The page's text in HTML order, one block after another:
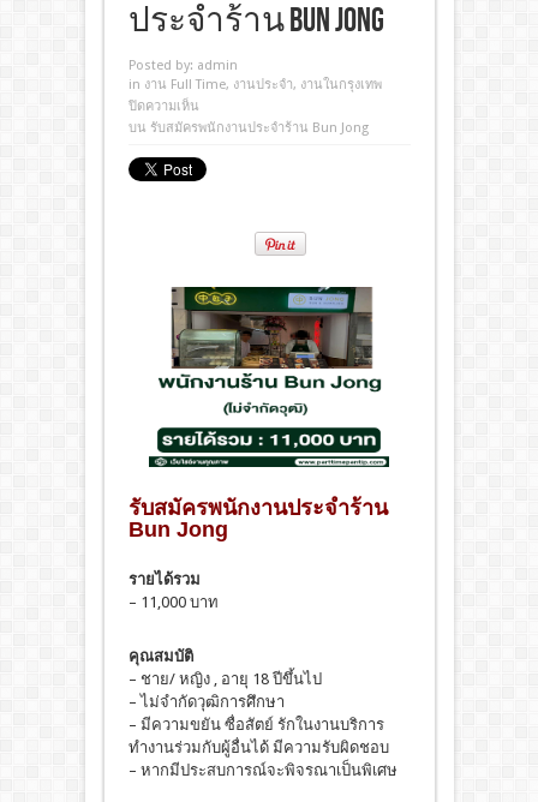
ประจำร้าน Bun Jong
Posted by: admin
in งาน Full Time, งานประจํา, งานในกรุงเทพ
ปิดความเห็น
บน รับสมัครพนักงานประจำร้าน Bun Jong
รับสมัครพนักงานประจำร้าน
Bun Jong
รายได้รวม
– 11,000 บาท
คุณสมบัติ
– ชาย/ หญิง , อายุ 18 ปีขึ้นไป
– ไม่จำกัดวุฒิการศึกษา
– มีความขยัน ซื่อสัตย์ รักในงานบริการ
ทำงานร่วมกับผู้อื่นได้ มีความรับผิดชอบ
– หากมีประสบการณ์จะพิจรณาเป็นพิเศษ